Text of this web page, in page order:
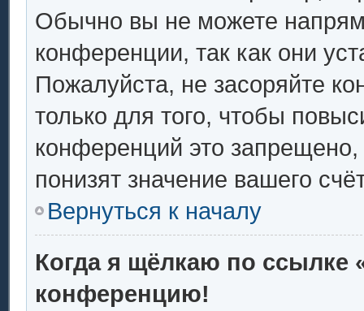
Обычно вы не можете
конференции, так как они
Пожалуйста, не засоряйте
только для того, чтобы
конференций это
понизят значение вашего
Вернуться к началу
Когда я щёлкаю по ссылке
конференцию!